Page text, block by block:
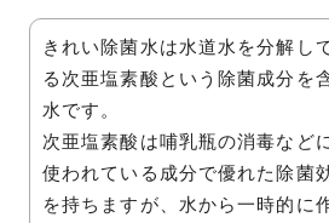
きれい除菌水は水道水を分解し
る次亜塩素酸という除菌成分を
水です。
次亜塩素酸は哺乳瓶の消毒など
使われている成分で優れた除菌
を持ちますが、水から一時的に